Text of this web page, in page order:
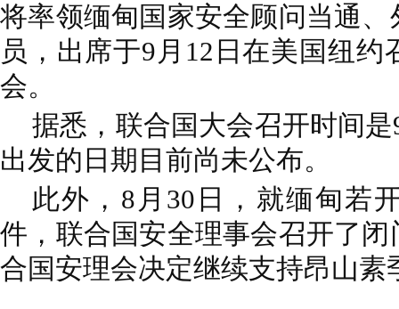
将率领缅甸国家安全顾问当通
员，出席于9月12日在美国纽约
会。
据悉，联合国大会召开时间
出发的日期目前尚未公布。
此外，8月30日，就缅甸若
件，联合国安全理事会召开了
合国安理会决定继续支持昂山素